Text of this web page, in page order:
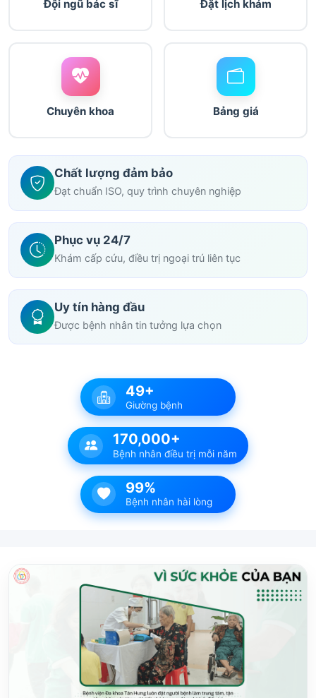
Đội ngũ bác sĩ Đặt lịch khám
Chuyên khoa Bảng giá
Chất lượng đảm bảo
Đạt chuẩn ISO, quy trình chuyên nghiệp
Phục vụ 24/7
Khám cấp cứu, điều trị ngoại trú liên tục
Uy tín hàng đầu
Được bệnh nhân tin tưởng lựa chọn
49+
Giường bệnh
170,000+
Bệnh nhân điều trị mỗi năm
99%
Bệnh nhân hài lòng